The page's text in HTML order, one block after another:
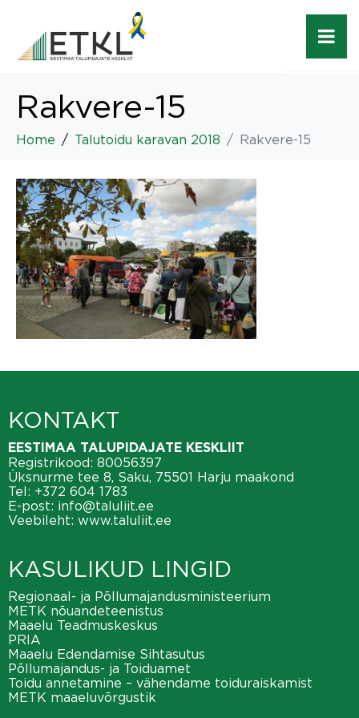
Rakvere-15
Home Talutoidu karavan 2018 Rakvere-15
KONTAKT
EESTIMAA TALUPIDAJATE KESKLIIT
Registrikood: 80056397
Üksnurme tee 8, Saku, 75501 Harju maakond
Tel: +372 604 1783
E-post: info@taluliit.ee
Veebileht: www.taluliit.ee
KASULIKUD LINGID
Regionaal- ja Põllumajandusministeerium
METK nõuandeteenistus
Maaelu Teadmuskeskus
PRIA
Maaelu Edendamise Sihtasutus
Põllumajandus- ja Toiduamet
Toidu annetamine – vähendame toiduraiskamist
METK maaeluvõrgustik